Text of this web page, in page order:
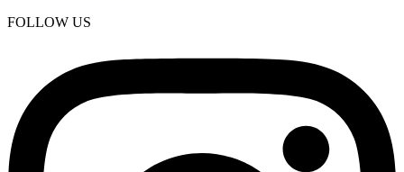
FOLLOW US